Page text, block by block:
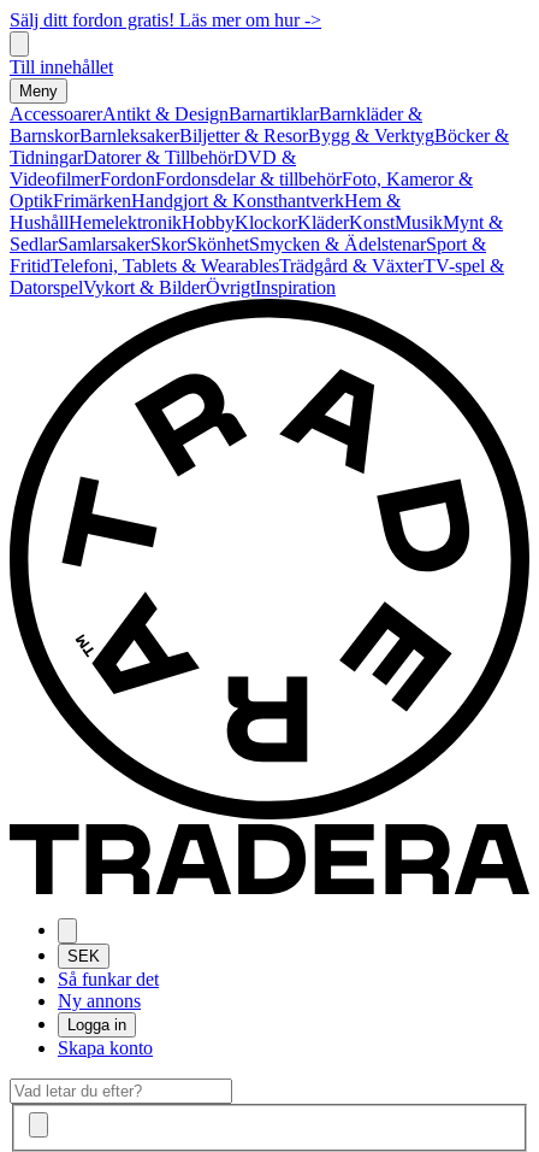
Sälj ditt fordon gratis! Läs mer om hur ->
Till innehållet
Meny
AccessoarerAntikt & DesignBarnartiklarBarnkläder &
BarnskorBarnleksakerBiljetter & ResorBygg & VerktygBöcker &
TidningarDatorer & TillbehörDVD &
VideofilmerFordonFordonsdelar & tillbehörFoto, Kameror &
OptikFrimärkenHandgjort & KonsthantverkHem &
HushållHemelektronikHobbyKlockorKläderKonstMusikMynt &
SedlarSamlarsakerSkorSkönhetSmycken & ÄdelstenarSport &
FritidTelefoni, Tablets & WearablesTrädgård & VäxterTV-spel &
DatorspelVykort & BilderÖvrigtInspiration
SEK
Så funkar det
Ny annons
Logga in
Skapa konto